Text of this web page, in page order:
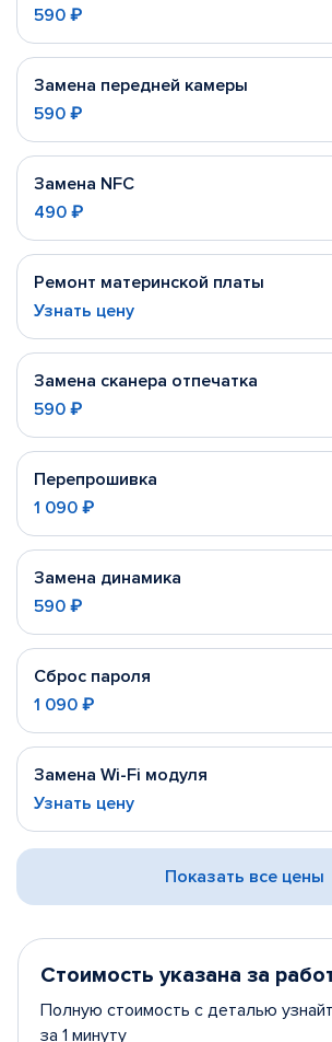
590 ₽
Замена передней камеры
590 ₽
Замена NFC
490 ₽
Ремонт материнской платы
Узнать цену
Замена сканера отпечатка
590 ₽
Перепрошивка
1 090 ₽
Замена динамика
590 ₽
Сброс пароля
1 090 ₽
Замена Wi-Fi модуля
Узнать цену
Показать все цены
Стоимость указана за
Полную стоимость с деталью
за 1 минуту